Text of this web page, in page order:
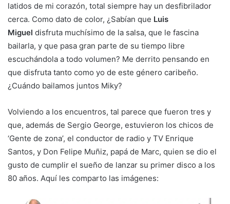
latidos de mi corazón, total siempre hay un desfibrilador
cerca. Como dato de color, ¿Sabían que Luis
Miguel disfruta muchísimo de la salsa, que le fascina
bailarla, y que pasa gran parte de su tiempo libre
escuchándola a todo volumen? Me derrito pensando en
que disfruta tanto como yo de este género caribeño.
¿Cuándo bailamos juntos Miky?
Volviendo a los encuentros, tal parece que fueron tres y
que, además de Sergio George, estuvieron los chicos de
‘Gente de zona’, el conductor de radio y TV Enrique
Santos, y Don Felipe Muñiz, papá de Marc, quien se dio el
gusto de cumplir el sueño de lanzar su primer disco a los
80 años. Aquí les comparto las imágenes: